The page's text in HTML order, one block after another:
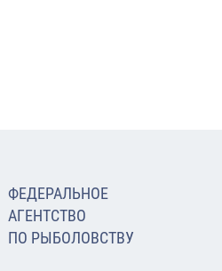
ФЕДЕРАЛЬНОЕ
АГЕНТСТВО
ПО РЫБОЛОВСТВУ